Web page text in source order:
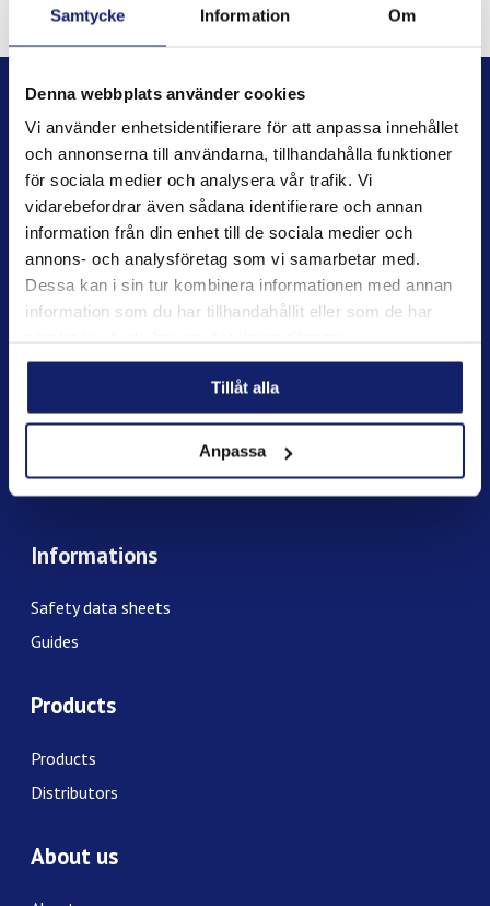
Samtycke Information Om
Denna webbplats använder cookies
Vi använder enhetsidentifierare för att anpassa innehållet
och annonserna till användarna, tillhandahålla funktioner
för sociala medier och analysera vår trafik. Vi
vidarebefordrar även sådana identifierare och annan
information från din enhet till de sociala medier och
annons- och analysföretag som vi samarbetar med.
Dessa kan i sin tur kombinera informationen med annan
information som du har tillhandahållit eller som de har
Tillåt alla
Anpassa
Contact
J A Gahms gata 4
S-421 31 Västra Frölunda
info@meltolit.se
Informations
Safety data sheets
Guides
Products
Products
Distributors
About us